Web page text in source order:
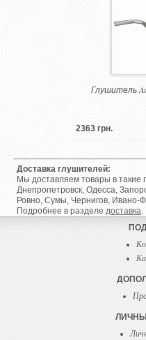
Глушитель
2363 грн.
Доставка глушителей:
Мы доставляем товары в такие
Днепропетровск, Одесса,
Ровно, Сумы, Чернигов, Ивано-
Подробнее в разделе доставка